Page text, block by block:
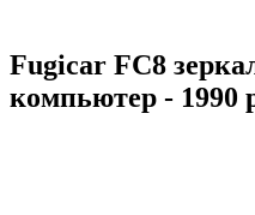
Fugicar FC8
компьютер - 1990